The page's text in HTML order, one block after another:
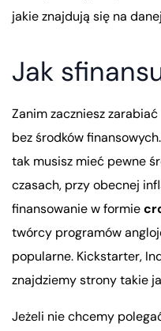
jakie znajdują się na
Jak
Zanim zaczniesz
bez środków
tak musisz mieć pewne
czasach, przy obecnej
finansowanie w formie
twórcy programów
popularne. Kickstarter,
znajdziemy strony takie
Jeżeli nie chcemy